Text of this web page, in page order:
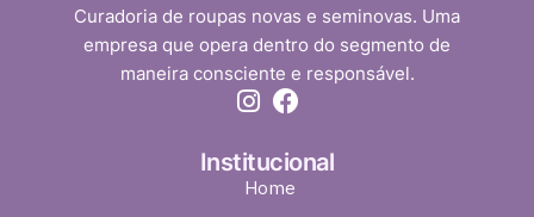
Curadoria de roupas novas e seminovas. Uma
empresa que opera dentro do segmento de
maneira consciente e responsável.
Institucional
Home